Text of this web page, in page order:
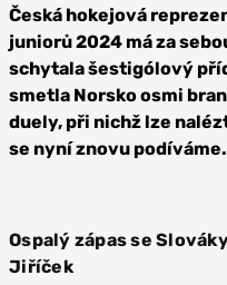
Karlovy Vary
Česká hokejová
juniorů 2024 má za
schytala šestigólový
smetla Norsko osmi
duely, při nichž lze
se nyní znovu podíváme.
Ospalý zápas se
Jiříček